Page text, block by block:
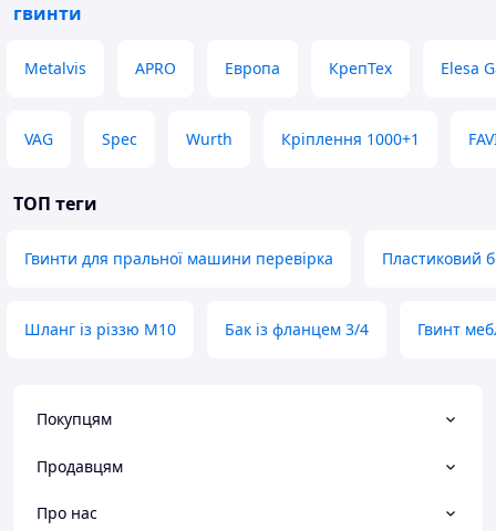
гвинти
Metalvis APRO Европа КрепТех Elesa
VAG Spec Wurth Кріплення 1000+1
ТОП теги
Гвинти для пральної машини перевірка Пластиковий
Шланг із різзю M10 Бак із фланцем 3/4 Гвинт
Покупцям
Продавцям
Про нас